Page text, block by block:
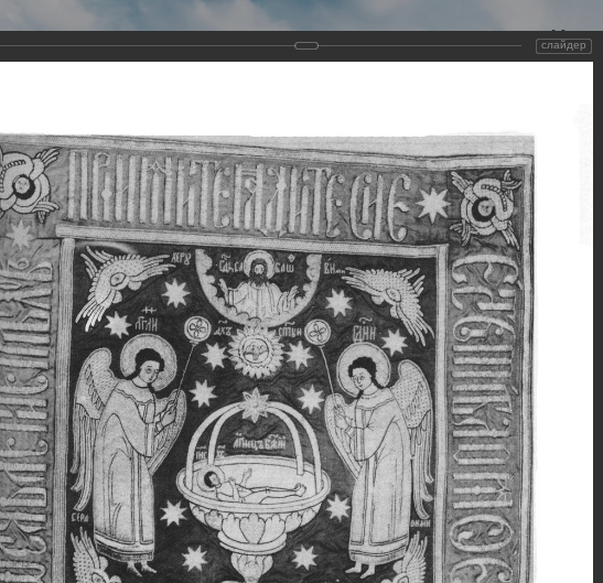
Виртуальный
Новомучеников и
Земли
Сайт создан по благословлению
и Холмогорского Даниила
Наследники Галерея Вопрос-ответ
Главная Галерея Храмы-мученики Архангельска Свято-Троицкий собор
Свято-Троицкий собор
слайдер